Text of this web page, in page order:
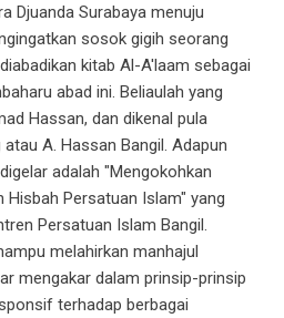
Djuanda Surabaya menuju
sosok gigih seorang
kitab ​Al-A'laam​ sebagai
abad ini. Beliaulah yang
Hassan​​, dan dikenal pula
​A. Hassan Bangil​​. Adapun
adalah ​"Mengokohkan
Hisbah Persatuan Islam"​ yang
Persatuan Islam Bangil.
melahirkan ​manhajul
mengakar dalam prinsip-prinsip
terhadap berbagai